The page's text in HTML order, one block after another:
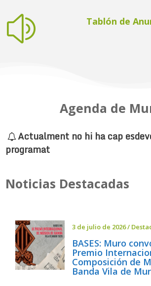
z Tablón de
Agenda de
Actualment no hi ha cap
programat
Noticias Destacadas
3 de julio de 2026/
BASES: Muro
Premio
Composición de
Banda Vila de